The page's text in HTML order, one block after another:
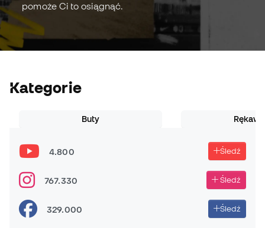
pomoże Ci to osiągnąć.
Kategorie
Buty
4.800 Śledź
767.330 Śledź
329.000 Śledź